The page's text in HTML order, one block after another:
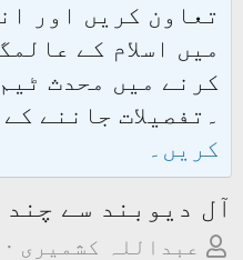
تعاون کریں اور
میں اسلام کے
کرنے میں محدث
۔تفصیلات جاننے
کریں۔
آل دیوبند سے چند
معبداللہ کشمیری